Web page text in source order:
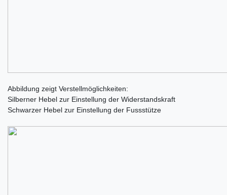
Abbildung zeigt Verstellmöglichkeiten:
Silberner Hebel zur Einstellung der Widerstandskraft
Schwarzer Hebel zur Einstellung der Fussstütze